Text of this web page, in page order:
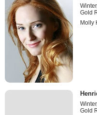
Gold
Molly
Gold